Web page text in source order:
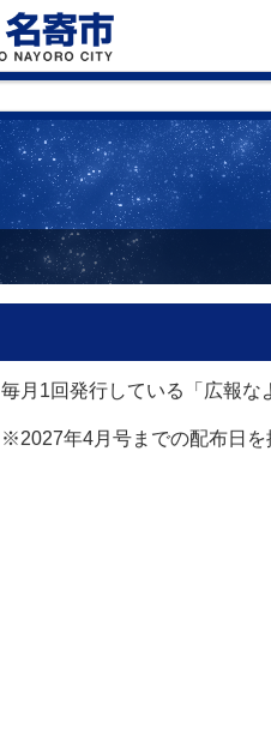
毎月1回発行している「広報な
※2027年4月号までの配布日を